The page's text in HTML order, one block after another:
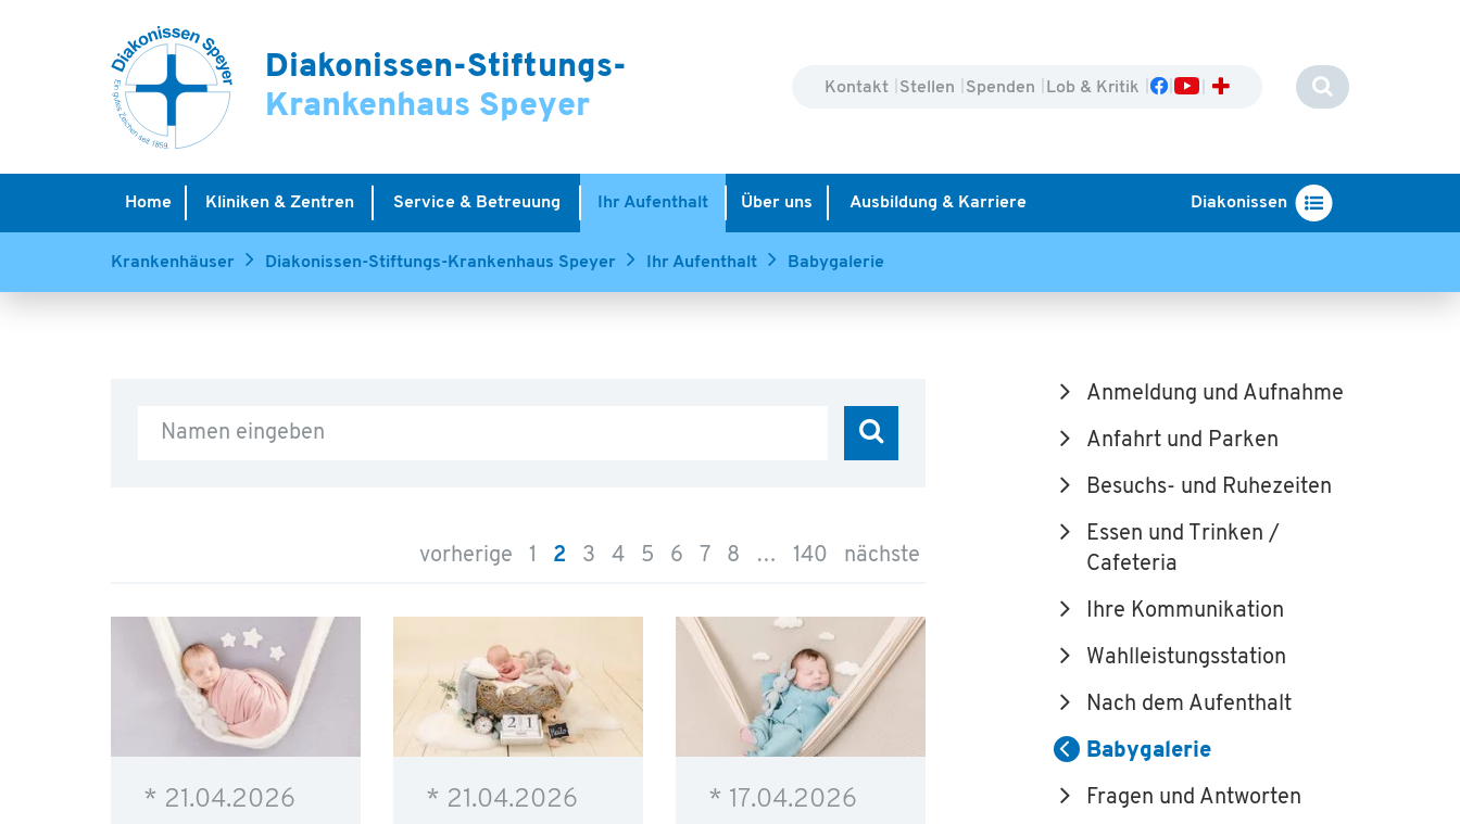
Diakonissen-Stiftungs-
Krankenhaus Speyer
Kontakt Stellen Spenden Lob & Kritik
Home Kliniken & Zentren Service & Betreuung Ihr Aufenthalt Über uns Ausbildung & Karriere Diakonissen
Krankenhäuser Diakonissen-Stiftungs-Krankenhaus Speyer Ihr Aufenthalt Babygalerie
vorherige 1 2 3 4 5 6 7 8 … 140 nächste
* 21.04.2026 * 21.04.2026 * 17.04.2026
Anmeldung und Aufnahme
Anfahrt und Parken
Besuchs- und Ruhezeiten
Essen und Trinken /
Cafeteria
Ihre Kommunikation
Wahlleistungsstation
Nach dem Aufenthalt
Babygalerie
Fragen und Antworten